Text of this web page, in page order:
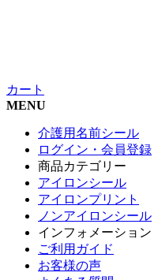
カート
MENU
介護用名前シール
ログイン・会員登録
商品カテゴリー
アイロンシール
アイロンプリント
ノンアイロンシール
インフォメーション
ご利用ガイド
お客様の声